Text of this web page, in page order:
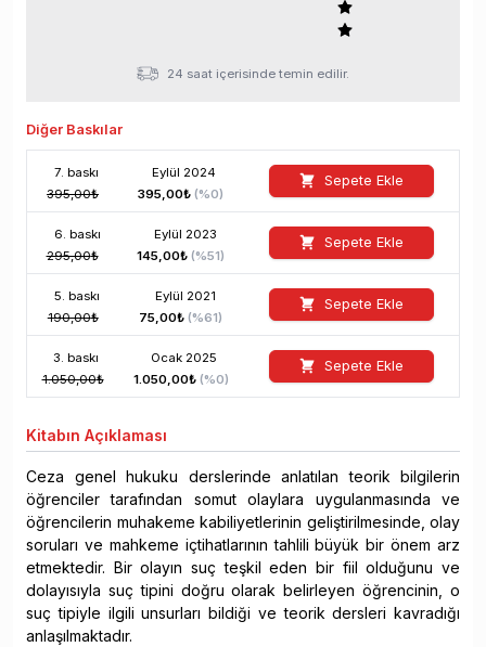
24 saat içerisinde temin edilir.
Diğer Baskılar
7. baskı Eylül 2024
395,00₺ 395,00₺ (%0)
Sepete Ekle
6. baskı Eylül 2023
295,00₺ 145,00₺ (%51)
Sepete Ekle
5. baskı Eylül 2021
190,00₺ 75,00₺ (%61)
Sepete Ekle
3. baskı Ocak 2025
1.050,00₺ 1.050,00₺ (%0)
Sepete Ekle
Kitabın Açıklaması
Ceza genel hukuku derslerinde anlatılan teorik bilgilerin
öğrenciler tarafından somut olaylara uygulanmasında ve
öğrencilerin muhakeme kabiliyetlerinin geliştirilmesinde, olay
soruları ve mahkeme içtihatlarının tahlili büyük bir önem arz
etmektedir. Bir olayın suç teşkil eden bir fiil olduğunu ve
dolayısıyla suç tipini doğru olarak belirleyen öğrencinin, o
suç tipiyle ilgili unsurları bildiği ve teorik dersleri kavradığı
anlaşılmaktadır.